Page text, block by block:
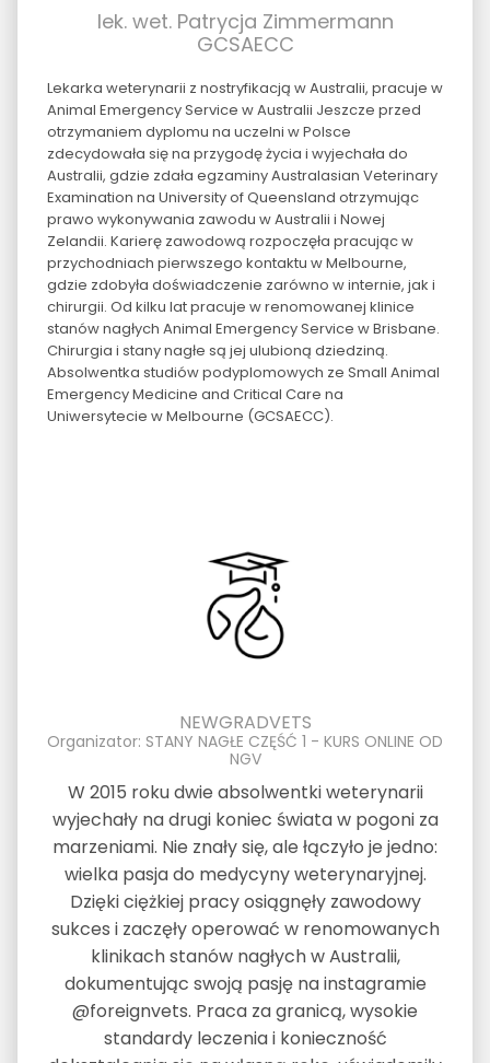
lek. wet. Patrycja Zimmermann
GCSAECC
Lekarka weterynarii z nostryfikacją w Australii, pracuje w
Animal Emergency Service w Australii Jeszcze przed
otrzymaniem dyplomu na uczelni w Polsce
zdecydowała się na przygodę życia i wyjechała do
Australii, gdzie zdała egzaminy Australasian Veterinary
Examination na University of Queensland otrzymując
prawo wykonywania zawodu w Australii i Nowej
Zelandii. Karierę zawodową rozpoczęła pracując w
przychodniach pierwszego kontaktu w Melbourne,
gdzie zdobyła doświadczenie zarówno w internie, jak i
chirurgii. Od kilku lat pracuje w renomowanej klinice
stanów nagłych Animal Emergency Service w Brisbane.
Chirurgia i stany nagłe są jej ulubioną dziedziną.
Absolwentka studiów podyplomowych ze Small Animal
Emergency Medicine and Critical Care na
Uniwersytecie w Melbourne (GCSAECC).
NEWGRADVETS
Organizator: STANY NAGŁE CZĘŚĆ 1 - KURS ONLINE OD
NGV
W 2015 roku dwie absolwentki weterynarii
wyjechały na drugi koniec świata w pogoni za
marzeniami. Nie znały się, ale łączyło je jedno:
wielka pasja do medycyny weterynaryjnej.
Dzięki ciężkiej pracy osiągnęły zawodowy
sukces i zaczęły operować w renomowanych
klinikach stanów nagłych w Australii,
dokumentując swoją pasję na instagramie
@foreignvets. Praca za granicą, wysokie
standardy leczenia i konieczność